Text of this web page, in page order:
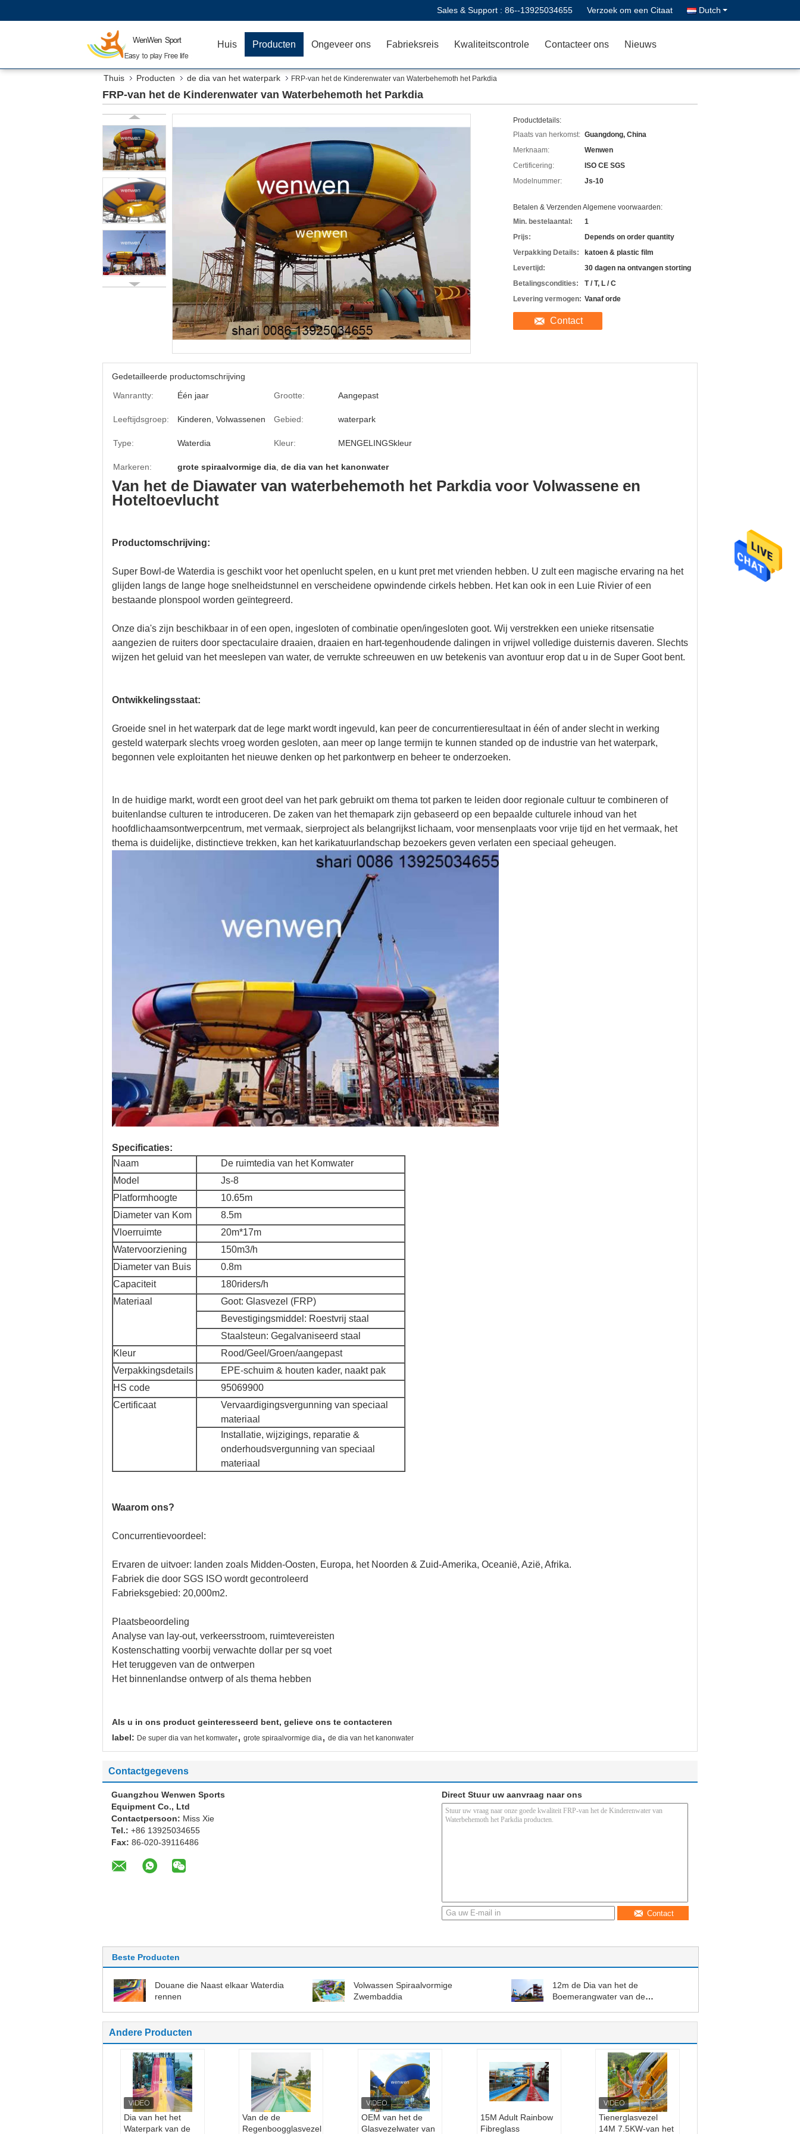
Sales & Support : 86--13925034655 Verzoek om een Citaat Dutch
Huis Producten Ongeveer ons Fabrieksreis Kwaliteitscontrole Contacteer ons Nieuws
Thuis Producten de dia van het waterpark FRP-van het de Kinderenwater van Waterbehemoth het Parkdia
FRP-van het de Kinderenwater van Waterbehemoth het Parkdia
Productdetails:
Plaats van herkomst: Guangdong, China
Merknaam:
Wenwen
Certificering:
ISO CE SGS
Modelnummer:
Js-10
Betalen & Verzenden Algemene voorwaarden:
Min. bestelaantal:
1
Prijs:
Depends on order quantity
Verpakking Details:
katoen & plastic film
Levertijd:
30 dagen na ontvangen storting
Betalingscondities:
T / T, L / C
Levering vermogen: Vanaf orde
Contact
Gedetailleerde productomschrijving
Wanrantty:
Één jaar Grootte: Aangepast
Leeftijdsgroep: Kinderen, Volwassenen Gebied: waterpark
Type: Waterdia Kleur: MENGELINGSkleur
Markeren: grote spiraalvormige dia de dia van het kanonwater
Van het de Diawater van waterbehemoth het Parkdia voor Volwassene en
Hoteltoevlucht
Productomschrijving:
Super Bowl-de Waterdia is geschikt voor het openlucht spelen, en u kunt pret met vrienden hebben. U zult een magische ervaring na het
glijden langs de lange hoge snelheidstunnel en verscheidene opwindende cirkels hebben. Het kan ook in een Luie Rivier of een
bestaande plonspool worden geïntegreerd.
Onze dia's zijn beschikbaar in of een open, ingesloten of combinatie open/ingesloten goot. Wij verstrekken een unieke ritsensatie
aangezien de ruiters door spectaculaire draaien, draaien en hart-tegenhoudende dalingen in vrijwel volledige duisternis daveren. Slechts
wijzen het geluid van het meeslepen van water, de verrukte schreeuwen en uw betekenis van avontuur erop dat u in de Super Goot bent.
Ontwikkelingsstaat:
Groeide snel in het waterpark dat de lege markt wordt ingevuld, kan peer de concurrentieresultaat in één of ander slecht in werking
gesteld waterpark slechts vroeg worden gesloten, aan meer op lange termijn te kunnen standed op de industrie van het waterpark,
begonnen vele exploitanten het nieuwe denken op het parkontwerp en beheer te onderzoeken.
In de huidige markt, wordt een groot deel van het park gebruikt om thema tot parken te leiden door regionale cultuur te combineren of
buitenlandse culturen te introduceren. De zaken van het themapark zijn gebaseerd op een bepaalde culturele inhoud van het
hoofdlichaamsontwerpcentrum, met vermaak, sierproject als belangrijkst lichaam, voor mensenplaats voor vrije tijd en het vermaak, het
thema is duidelijke, distinctieve trekken, kan het karikatuurlandschap bezoekers geven verlaten een speciaal geheugen.
Specificaties:
Naam
De ruimtedia van het Komwater
Model
Js-8
Platformhoogte
10.65m
Diameter van Kom
8.5m
Vloerruimte
20m*17m
Watervoorziening
150m3/h
Diameter van Buis
0.8m
Capaciteit
180riders/h
Materiaal
Goot: Glasvezel (FRP)
Bevestigingsmiddel: Roestvrij staal
Staalsteun: Gegalvaniseerd staal
Kleur
Rood/Geel/Groen/aangepast
Verpakkingsdetails
EPE-schuim & houten kader, naakt pak
HS code
95069900
Certificaat
Vervaardigingsvergunning van speciaal
materiaal
Installatie, wijzigings, reparatie &
onderhoudsvergunning van speciaal
materiaal
Waarom ons?
Concurrentievoordeel:
Ervaren de uitvoer: landen zoals Midden-Oosten, Europa, het Noorden & Zuid-Amerika, Oceanië, Azië, Afrika.
Fabriek die door SGS ISO wordt gecontroleerd
Fabrieksgebied: 20,000m2.
Plaatsbeoordeling
Analyse van lay-out, verkeersstroom, ruimtevereisten
Kostenschatting voorbij verwachte dollar per sq voet
Het teruggeven van de ontwerpen
Het binnenlandse ontwerp of als thema hebben
Als u in ons product geinteresseerd bent, gelieve ons te contacteren
label: De super dia van het komwater grote spiraalvormige dia de dia van het kanonwater
Contactgegevens
Guangzhou Wenwen Sports
Equipment Co., Ltd
Contactpersoon: Miss Xie
Tel.: +86 13925034655
Fax: 86-020-39116486
Direct Stuur uw aanvraag naar ons
Contact
Beste Producten
Douane die Naast elkaar Waterdia
rennen
Volwassen Spiraalvormige
Zwembaddia
12m de Dia van het de
Boemerangwater van de
Andere Producten
Dia van het het
Waterpark van de
Van de de
Regenboogglasvezel
OEM van het de
Glasvezelwater van
15M Adult Rainbow
Fibreglass
Tienerglasvezel
14M 7.5KW-van het